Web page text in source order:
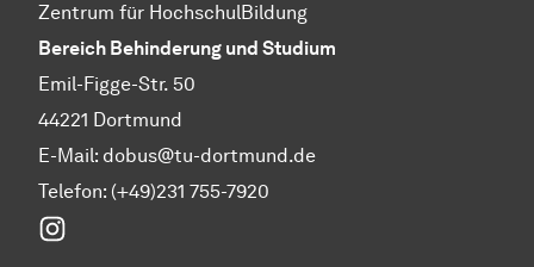
Zentrum für HochschulBildung
Bereich Behinderung und Studium
Emil-Figge-Str. 50
44221 Dortmund
E-Mail: dobus@tu-dortmund.de
Telefon: (+49)231 755-7920